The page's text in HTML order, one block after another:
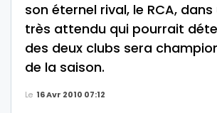
son éternel rival, le RCA,
très attendu qui pourrait
des deux clubs sera
de la saison.
Le 16 Avr 2010 07:12